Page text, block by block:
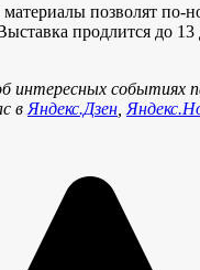
позволят по-
продлится до 13
интересных событиях
в Яндекс.Дзен